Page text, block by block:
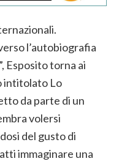
l’autobiografia
Esposito torna ai
intitolato Lo
da parte di un
volersi
del gusto di
immaginare una